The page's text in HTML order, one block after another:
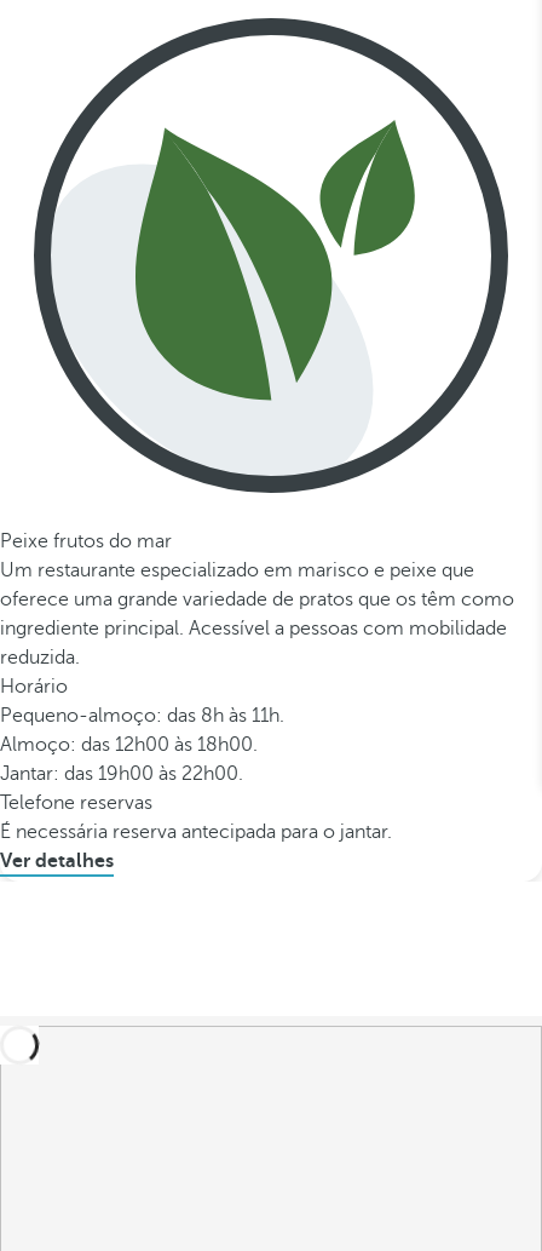
Peixe frutos do mar
Um restaurante especializado em marisco e peixe que
oferece uma grande variedade de pratos que os têm como
ingrediente principal. Acessível a pessoas com mobilidade
reduzida.
Horário
Pequeno-almoço: das 8h às 11h.
Almoço: das 12h00 às 18h00.
Jantar: das 19h00 às 22h00.
Telefone reservas
É necessária reserva antecipada para o jantar.
Ver detalhes